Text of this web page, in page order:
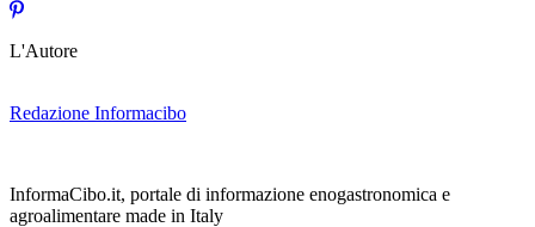
L'Autore
Redazione Informacibo
InformaCibo.it, portale di informazione enogastronomica e
agroalimentare made in Italy